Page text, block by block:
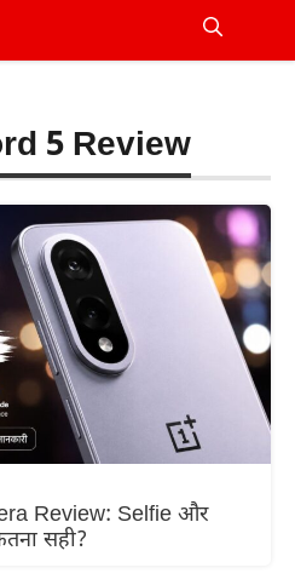
5 Review
Review: Selfie और
सही?